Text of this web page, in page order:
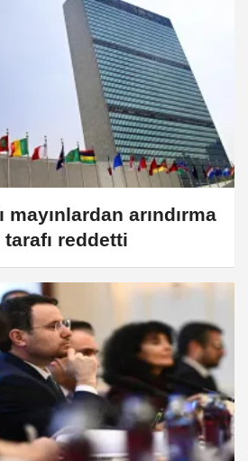
mayınlardan arındırma
reddetti